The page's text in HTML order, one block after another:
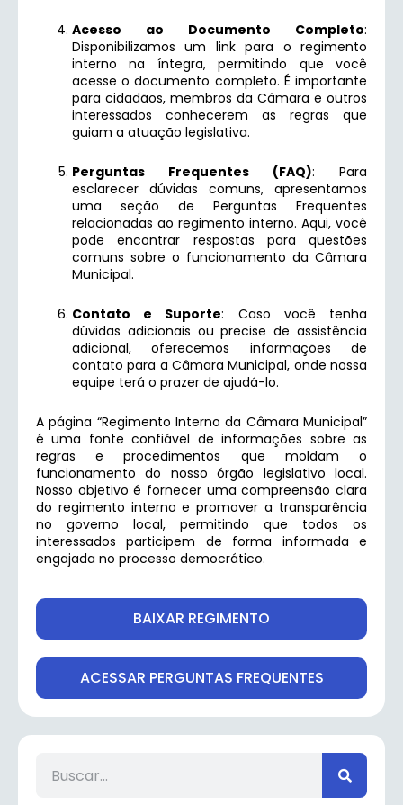
Acesso ao Documento Completo:
Disponibilizamos um link para o regimento
interno na íntegra, permitindo que você
acesse o documento completo. É importante
para cidadãos, membros da Câmara e outros
interessados conhecerem as regras que
guiam a atuação legislativa.
Perguntas Frequentes (FAQ): Para
esclarecer dúvidas comuns, apresentamos
uma seção de Perguntas Frequentes
relacionadas ao regimento interno. Aqui, você
pode encontrar respostas para questões
comuns sobre o funcionamento da Câmara
Municipal.
Contato e Suporte: Caso você tenha
dúvidas adicionais ou precise de assistência
adicional, oferecemos informações de
contato para a Câmara Municipal, onde nossa
equipe terá o prazer de ajudá-lo.
A página “Regimento Interno da Câmara Municipal”
é uma fonte confiável de informações sobre as
regras e procedimentos que moldam o
funcionamento do nosso órgão legislativo local.
Nosso objetivo é fornecer uma compreensão clara
do regimento interno e promover a transparência
no governo local, permitindo que todos os
interessados participem de forma informada e
engajada no processo democrático.
BAIXAR REGIMENTO
ACESSAR PERGUNTAS FREQUENTES